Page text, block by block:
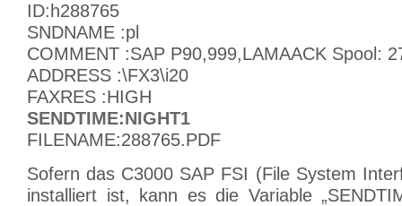
ID:h288765
SNDNAME :pl
COMMENT :SAP P90,999,LAMAACK Spool:
ADDRESS :\FX3\i20
FAXRES :HIGH
SENDTIME:NIGHT1
FILENAME:288765.PDF
Sofern das C3000 SAP FSI (File System
installiert ist, kann es die Variable